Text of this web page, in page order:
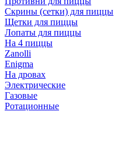
Скрины (сетки) для пиццы
Щетки для пиццы
Лопаты для пиццы
На 4 пиццы
Zanolli
Enigma
На дровах
Электрические
Газовые
Ротационные